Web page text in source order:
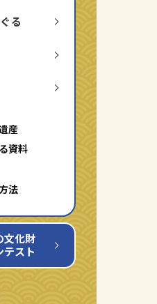
る
産
資料
法
文化財
テスト